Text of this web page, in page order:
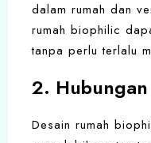
dalam rumah dan
rumah biophilic
tanpa perlu terlalu
2.
Desain rumah